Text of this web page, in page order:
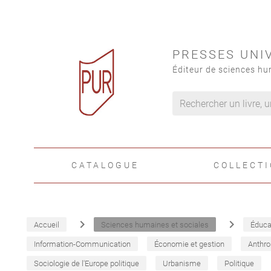
PRESSES
Éditeur de sciences
CATALOGUE
Accueil navigate_next Sciences humaines et sociales navigate_next
Information-Communication Économie et gestion
Sociologie de l'Europe politique Urbanisme Politique